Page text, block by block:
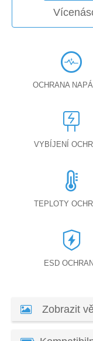
OCHRANA
VYBÍJENÍ
TEPLOTY
ESD
Zobrazit